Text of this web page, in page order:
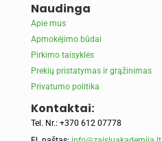
Naudinga
Apie mus
Apmokėjimo būdai
Pirkimo taisyklės
Prekių pristatymas ir grąžinimas
Privatumo politika
Kontaktai:
Tel. Nr.: +370 612 07778